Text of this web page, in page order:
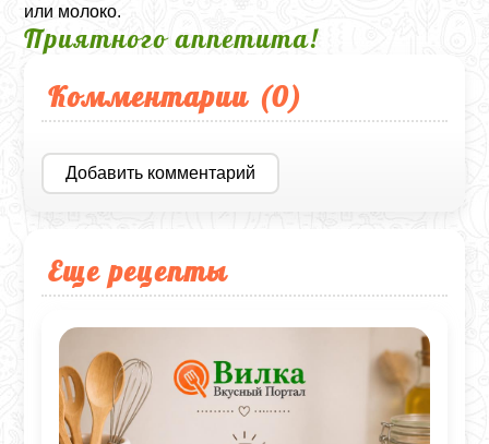
или молоко.
Приятного аппетита!
Комментарии (0)
Добавить комментарий
Еще рецепты